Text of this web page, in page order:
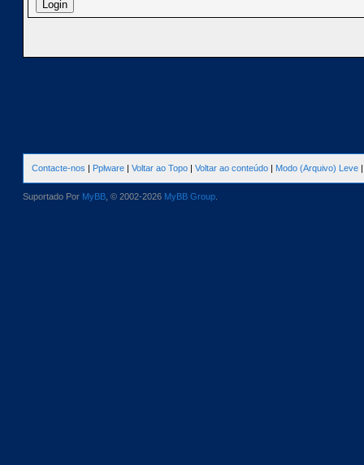
Contacte-nos | Pplware | Voltar ao Topo | Voltar ao conteúdo | Modo (Arquivo) Leve
Suportado Por MyBB , © 2002-2026 MyBB Group